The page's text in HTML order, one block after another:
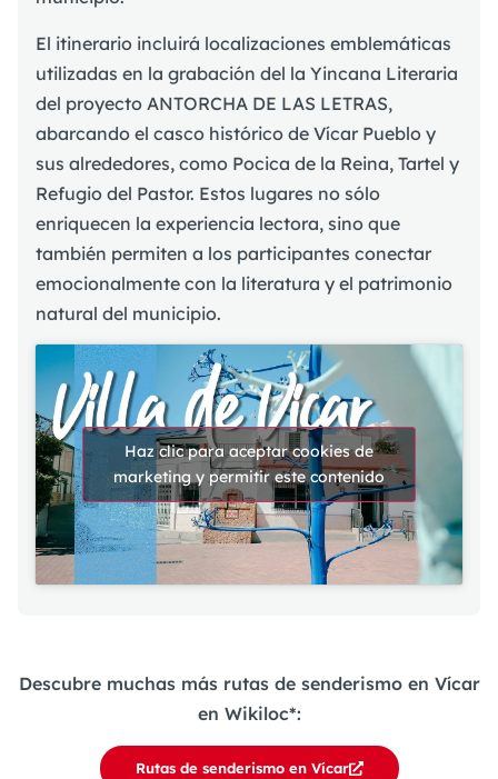
El itinerario incluirá localizaciones emblemáticas
utilizadas en la grabación del la Yincana Literaria
del proyecto ANTORCHA DE LAS LETRAS,
abarcando el casco histórico de Vícar Pueblo y
sus alrededores, como Pocica de la Reina, Tartel y
Refugio del Pastor. Estos lugares no sólo
enriquecen la experiencia lectora, sino que
también permiten a los participantes conectar
emocionalmente con la literatura y el patrimonio
natural del municipio.
Haz clic para aceptar cookies de
marketing y permitir este contenido
Descubre muchas más rutas de senderismo en Vícar
en Wikiloc*:
Rutas de senderismo en Vícar